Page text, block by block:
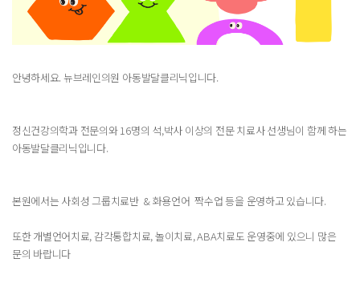
안녕하세요. 뉴브레인의원 아동발달클리닉입니다.
정신건강의학과 전문의와 16명의 석,박사 이상의 전문 치료사 선생님이 함께 하는
아동발달클리닉입니다.
본원에서는 사회성 그룹치료반 & 화용언어 짝수업 등을 운영하고 있습니다.
또한 개별언어치료, 감각통합치료, 놀이치료, ABA치료도 운영중에 있으니 많은
문의 바랍니다